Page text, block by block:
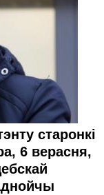
старонкі
6 верасня,